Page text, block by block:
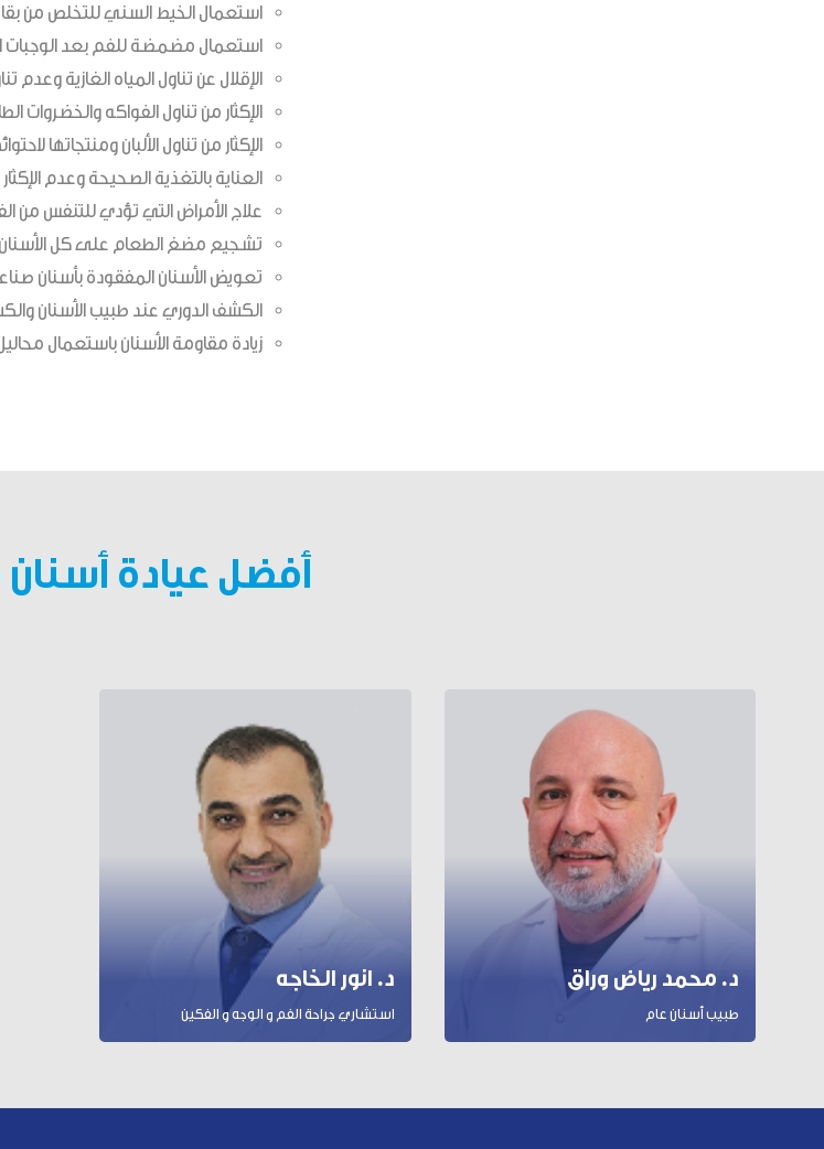
استعمال الخيط السني للتخلص من
استعمال مضمضة للفم بعد الوجبات
الإقلال عن تناول المياه الغازية وعدم
الإكثار من تناول الفواكه
الإكثار من تناول الألبان ومنتجاتها
العناية بالتغذية الصحيحة وعدم
علاج الأمراض التي تؤدي للتنفس من
تشجيع مضغ الطعام على كل
تعويض الأسنان المفقودة بأسنان
الكشف الدوري عند طبيب الأسنان
زيادة مقاومة الأسنان باستعمال
أفضل عيادة
د. محمد رياض وراق
طبيب أسنان عام
د. انور الخاجه
استشاري جراحة الفم و الوجه و الفكين